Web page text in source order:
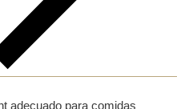
adecuado para comidas